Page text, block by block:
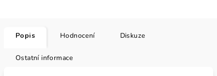
Popis Hodnocení Diskuze
Ostatní informace